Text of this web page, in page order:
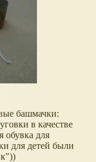
башмачки:
в качестве
обувка для
для детей были